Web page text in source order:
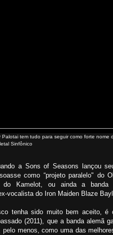
tem tudo para seguir como forte nome
Sinfônico
a Sons of Seasons lançou
como “projeto paralelo" do
do Kamelot, ou ainda a banda
vocalista do Iron Maiden Blaze
tenha sido muito bem aceito, é
(2011), que a banda alemã
menos, como uma das